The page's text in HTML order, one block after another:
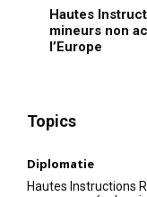
Hautes
mineurs non
l’Europe
Topics
Diplomatie
Hautes Instructions